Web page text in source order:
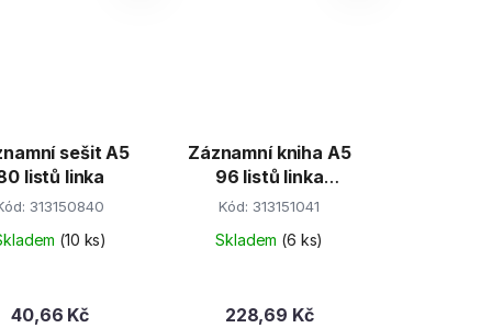
sešit A5
listů linka
313150840
(10 ks)
40,66 Kč
Záznamní kniha A5
96 listů linka
(abecední rejstřík)
Kód:313151041
Skladem (6 ks)
228,69 Kč